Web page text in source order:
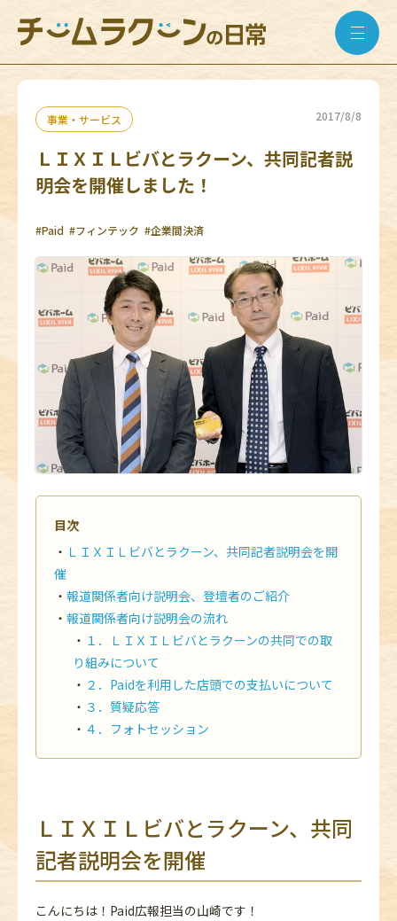
事業・サービス 2017/8/8
ＬＩＸＩＬビバとラクーン、共同記者説
明会を開催しました！
#Paid #フィンテック #企業間決済
目次
ＬＩＸＩＬビバとラクーン、共同記者説明会を開
催
報道関係者向け説明会、登壇者のご紹介
報道関係者向け説明会の流れ
１．ＬＩＸＩＬビバとラクーンの共同での取
り組みについて
２．Paidを利用した店頭での支払いについて
３．質疑応答
４．フォトセッション
ＬＩＸＩＬビバとラクーン、共同
記者説明会を開催
こんにちは！Paid広報担当の山崎です！